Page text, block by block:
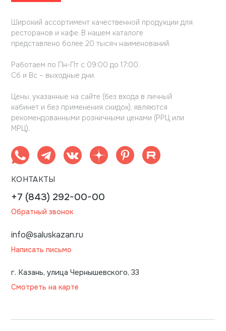
Широкий ассортимент качественной продукции для
ресторанов и кафе. В нашем каталоге
представлено более 20 тысяч наименований.
Работаем по Пн-Пт с 09:00 до 17:00.
Сб и Вс – выходные дни.
Цены, указанные на сайте (без входа в личный
кабинет и без применения скидок), являются
рекомендованными розничными ценами (РРЦ или
МРЦ).
КОНТАКТЫ
+7 (843) 292-00-00
Обратный звонок
info@saluskazan.ru
Написать письмо
г. Казань, улица Чернышевского, 33
Смотреть на карте